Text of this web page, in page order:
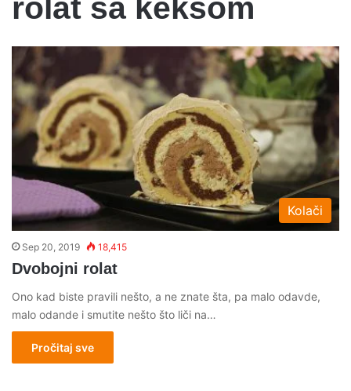
rolat sa keksom
Kolači
Sep 20, 2019 18,415
Dvobojni rolat
Ono kad biste pravili nešto, a ne znate šta, pa malo odavde,
malo odande i smutite nešto što liči na…
Pročitaj sve